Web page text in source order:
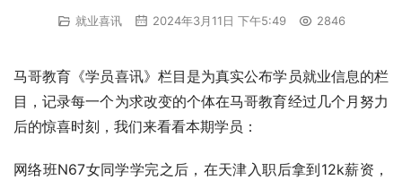
就业喜讯 2024年3月11日 下午5:49 2846
马哥教育《学员喜讯》栏目是为真实公布学员就业信息的栏
目，记录每一个为求改变的个体在马哥教育经过几个月努力
后的惊喜时刻，我们来看看本期学员：
网络班N67女同学学完之后，在天津入职后拿到12k薪资，